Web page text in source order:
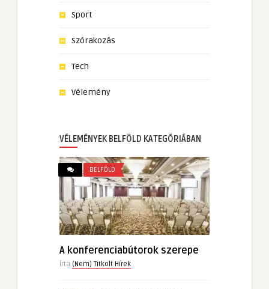
Sport
Szórakozás
Tech
Vélemény
VÉLEMÉNYEK BELFÖLD KATEGÓRIÁBAN
BELFÖLD
A konferenciabútorok szerepe
Írta (Nem) Titkolt Hírek